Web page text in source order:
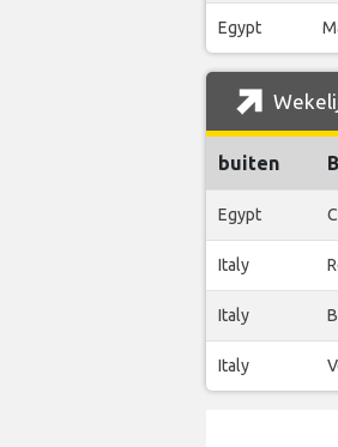
Egypt
buiten
Egypt
Italy
Italy
Italy